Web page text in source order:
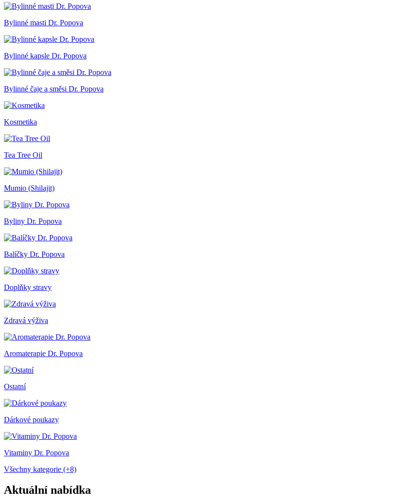
Bylinné masti Dr. Popova
Bylinné kapsle Dr. Popova
Bylinné čaje a směsi Dr. Popova
Kosmetika
Tea Tree Oil
Mumio (Shilajit)
Byliny Dr. Popova
Balíčky Dr. Popova
Doplňky stravy
Zdravá výživa
Aromaterapie Dr. Popova
Ostatní
Dárkové poukazy
Vitaminy Dr. Popova
Všechny kategorie (+8)
Aktuální nabídka